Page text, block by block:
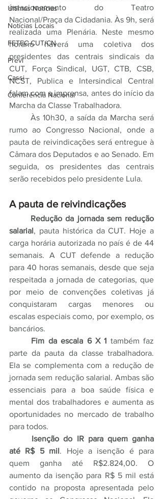
Últimas Notícias
Notícias Locais
FETEC-CUT/CN
Previ
Cassi
Conferência Nacional
estacionamento do Teatro
Nacional/Praça da Cidadania. Às 9h, será
realizada uma Plenária. Neste mesmo
horário haverá uma coletiva dos
presidentes das centrais sindicais da
CUT, Força Sindical, UGT, CTB, CSB,
NCST, Publica e Intersindical Central
falam com a imprensa, antes do início da
Marcha da Classe Trabalhadora.
rumo ao Congresso Nacional, onde a
pauta de reivindicações será entregue à
Câmara dos Deputados e ao Senado. Em
seguida, os presidentes das centrais
serão recebidos pelo presidente Lula.
A pauta de reivindicações
salarial, pauta histórica da CUT. Hoje a
carga horária autorizada no país é de 44
semanais. A CUT defende a redução
para 40 horas semanais, desde que seja
respeitada a jornada de categorias, que
por meio de convenções coletivas já
conquistaram cargas menores ou
escalas especiais como, por exemplo, os
bancários.
	Fim da escala 6 X 1
também faz
parte da pauta da classe trabalhadora.
Ela se complementa com a redução de
jornada sem redução salarial. Ambas são
essenciais para a boa saúde física e
mental dos trabalhadores e aumenta as
oportunidades no mercado de trabalho
para todos.
até R$ 5 mil. Hoje a isenção é para
quem ganha até R$2.824,00. O
aumento da isenção para R$ 5 mil está
contido na proposta apresentada pelo